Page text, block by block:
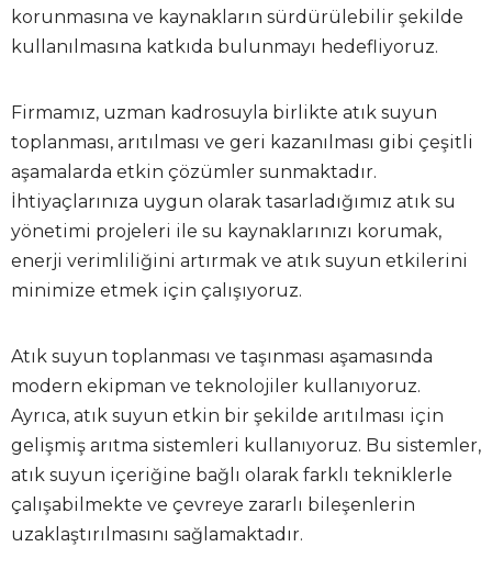
korunmasına ve kaynakların sürdürülebilir şekilde
kullanılmasına katkıda bulunmayı hedefliyoruz.
Firmamız, uzman kadrosuyla birlikte atık suyun
toplanması, arıtılması ve geri kazanılması gibi çeşitli
aşamalarda etkin çözümler sunmaktadır.
İhtiyaçlarınıza uygun olarak tasarladığımız atık su
yönetimi projeleri ile su kaynaklarınızı korumak,
enerji verimliliğini artırmak ve atık suyun etkilerini
minimize etmek için çalışıyoruz.
Atık suyun toplanması ve taşınması aşamasında
modern ekipman ve teknolojiler kullanıyoruz.
Ayrıca, atık suyun etkin bir şekilde arıtılması için
gelişmiş arıtma sistemleri kullanıyoruz. Bu sistemler,
atık suyun içeriğine bağlı olarak farklı tekniklerle
çalışabilmekte ve çevreye zararlı bileşenlerin
uzaklaştırılmasını sağlamaktadır.